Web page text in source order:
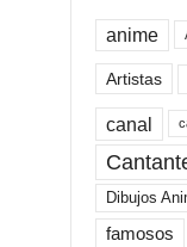
anime
Artistas
canal
Dibujos
famosos